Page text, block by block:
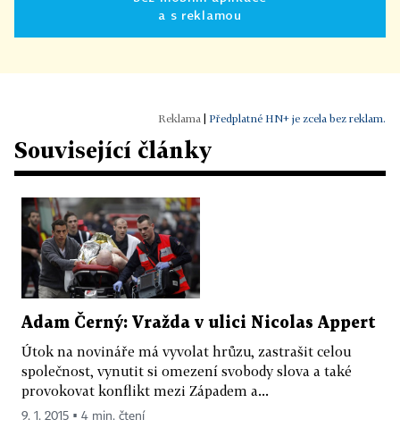
a s reklamou
Předplatné HN+ je zcela bez reklam.
Související články
Adam Černý: Vražda v ulici Nicolas Appert
Útok na novináře má vyvolat hrůzu, zastrašit celou
společnost, vynutit si omezení svobody slova a také
provokovat konflikt mezi Západem a...
9. 1. 2015 ▪ 4 min. čtení